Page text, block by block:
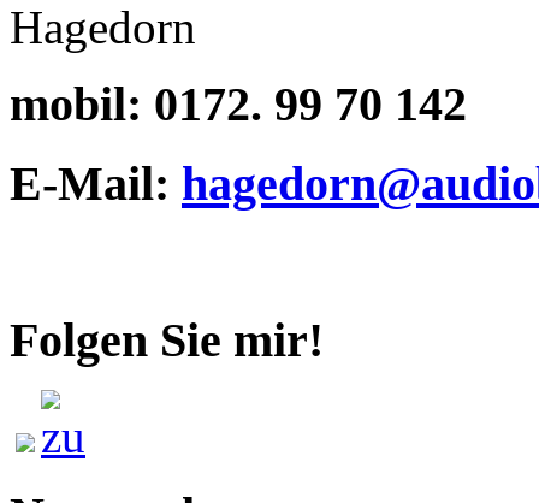
mobil: 0172. 99 70 142
E-Mail:
Folgen Sie mir!